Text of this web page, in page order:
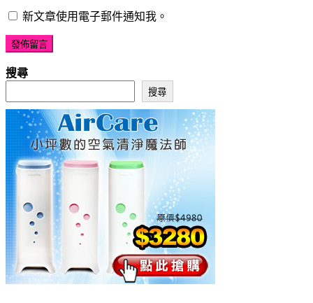
新文章使用電子郵件通知我。
搜尋
搜尋